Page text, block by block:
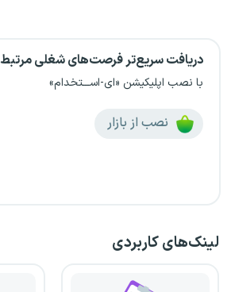
دریافت سریع‌تر فرصت‌های شغلی مرتبط
با نصب اپلیکیشن «ای-اســـتخدام»
نصب از بازار
لینک‌های کاربردی